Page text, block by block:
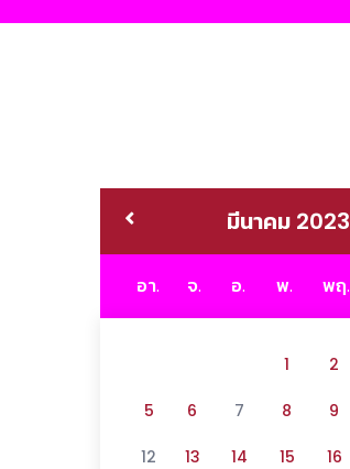
มีนาคม 2023
อา. จ. อ. พ. พฤ.
1 2
5 6 7 8 9
12 13 14 15 16